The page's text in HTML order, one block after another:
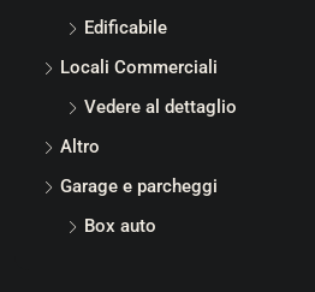
Edificabile
Locali Commerciali
Vedere al dettaglio
Altro
Garage e parcheggi
Box auto